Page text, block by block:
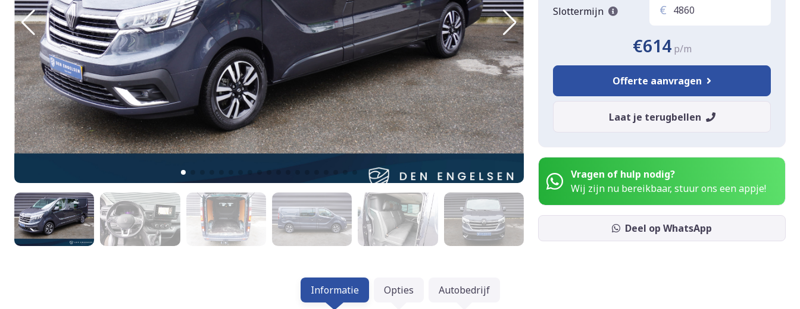
Slottermijn €
€614 p/m
Offerte aanvragen
Laat je terugbellen
Vragen of hulp nodig?
Wij zijn nu bereikbaar, stuur ons een appje!
Deel op WhatsApp
Informatie Opties Autobedrijf